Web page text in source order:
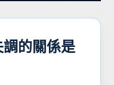
調的關係是